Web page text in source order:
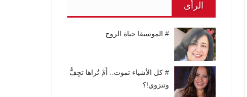
الرأى
# الموسيقا حياة الروح
# كل الأشياء تموت.. أَمْ تُراها تجِفُّ
وتنزوي!؟